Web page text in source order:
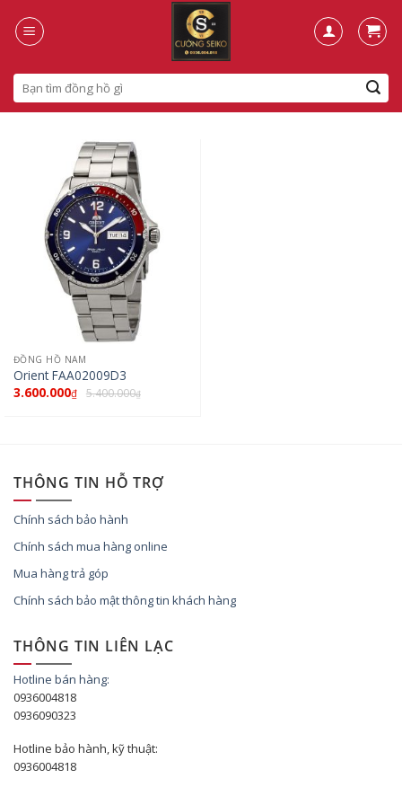
Search
for:
ĐỒNG HỒ NAM
Orient FAA02009D3
3.600.000₫ 5.400.000₫
THÔNG TIN HỖ TRỢ
Chính sách bảo hành
Chính sách mua hàng online
Mua hàng trả góp
Chính sách bảo mật thông tin khách hàng
THÔNG TIN LIÊN LẠC
Hotline bán hàng:
0936004818
0936090323
Hotline bảo hành, kỹ thuật:
0936004818